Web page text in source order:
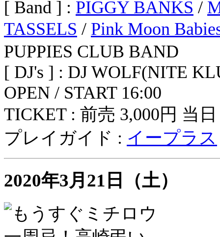
[ Band ] : PIGGY BANKS /
TASSELS / Pink Moon
PUPPIES CLUB BAND
[ DJ's ] : DJ WOLF(NITE
OPEN / START 16:00
TICKET : 前売 3,000円 当
プレイガイド : イープラス
2020年3月21日（土）